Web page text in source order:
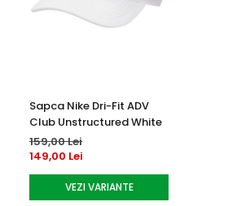
Utilizare
: Tenis (terenuri cu zgură)
Sapca Nike Dri-Fit ADV
Club Unstructured White
159,00 Lei
149,00 Lei
VEZI VARIANTE